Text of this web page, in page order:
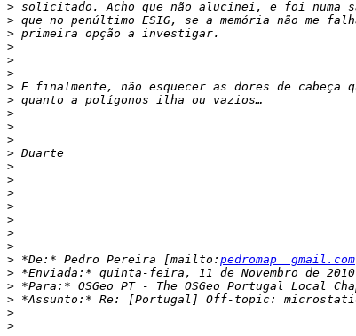
>
>
>
>
>
>
>
>
>
>
>
>
>
>
>
>
>
>
>
> *De:* Pedro Pereira [mailto: pedromap  gmail.com
>
>
>
>
>